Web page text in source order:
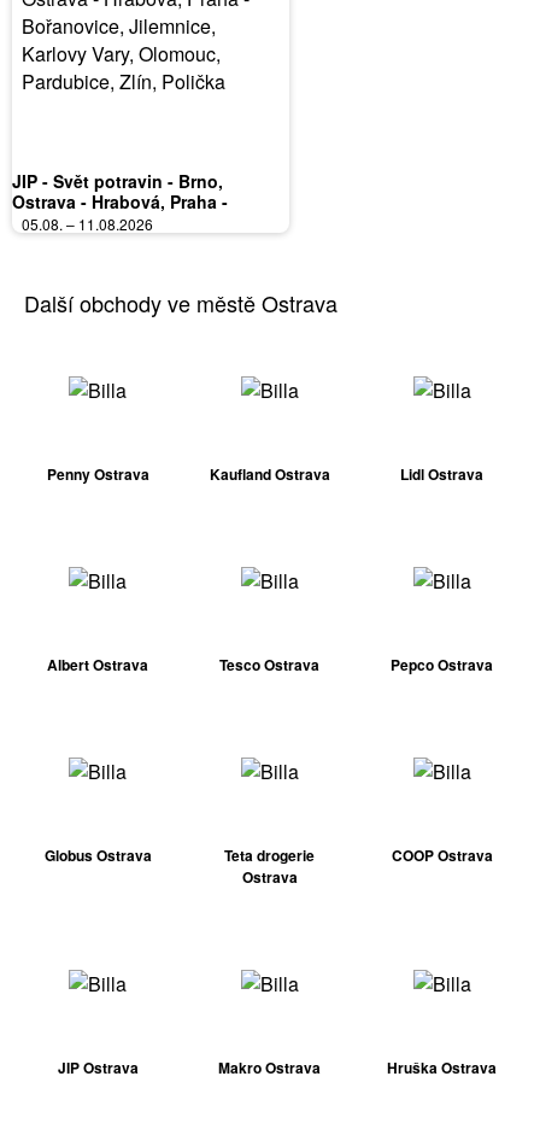
JIP - Svět potravin - Brno,
Ostrava - Hrabová, Praha -
Bořanovice, Jilemnice, Karlovy
Vary, Olomouc, Pardubice, Zlín,
05.08. – 11.08.2026
Další obchody ve městě Ostrava
Penny Ostrava Kaufland Ostrava Lidl Ostrava
Albert Ostrava Tesco Ostrava Pepco Ostrava
Globus Ostrava
Teta drogerie
Ostrava
COOP Ostrava
JIP Ostrava Makro Ostrava Hruška Ostrava